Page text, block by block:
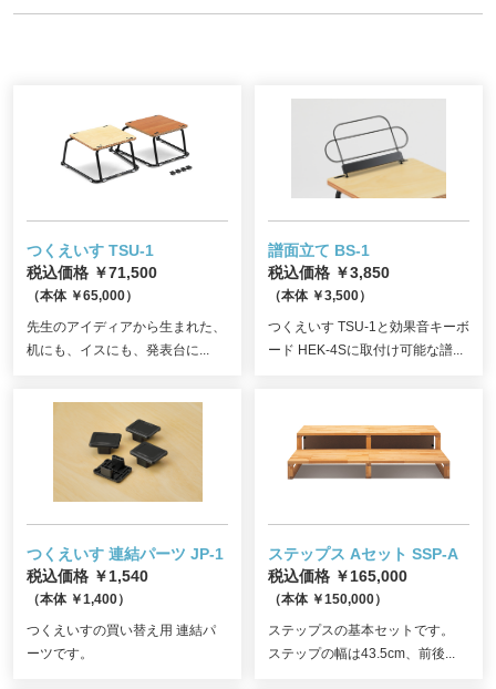
つくえいす TSU-1
税込価格 ￥71,500
（本体 ￥65,000）
先生のアイディアから生まれた、
机にも、イスにも、発表台に...
譜面立て BS-1
税込価格 ￥3,850
（本体 ￥3,500）
つくえいす TSU-1と効果音キーボ
ード HEK-4Sに取付け可能な譜...
つくえいす 連結パーツ JP-1
税込価格 ￥1,540
（本体 ￥1,400）
つくえいすの買い替え用 連結パ
ーツです。
ステップス Aセット SSP-A
税込価格 ￥165,000
（本体 ￥150,000）
ステップスの基本セットです。
ステップの幅は43.5cm、前後...